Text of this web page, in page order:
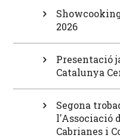
2026
Presentació
Catalunya
Segona
l'Associació
Cabrianes i